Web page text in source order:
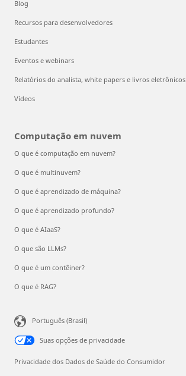
Blog
Recursos para desenvolvedores
Estudantes
Eventos e webinars
Relatórios do analista, white papers e livros eletrônicos
Vídeos
Computação em nuvem
O que é computação em nuvem?
O que é multinuvem?
O que é aprendizado de máquina?
O que é aprendizado profundo?
O que é AIaaS?
O que são LLMs?
O que é um contêiner?
O que é RAG?
Português (Brasil)
Suas opções de privacidade
Privacidade dos Dados de Saúde do Consumidor